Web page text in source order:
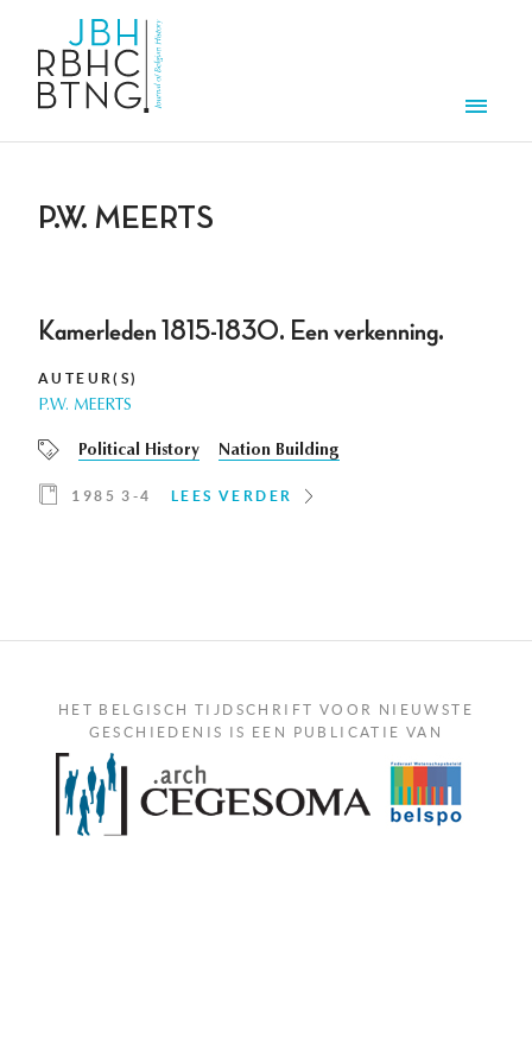
P.W. MEERTS
Kamerleden 1815-1830. Een verkenning.
AUTEUR(S)
P.W. MEERTS
Political History Nation Building
1985 3-4 LEES VERDER
HET BELGISCH TIJDSCHRIFT VOOR NIEUWSTE
GESCHIEDENIS IS EEN PUBLICATIE VAN